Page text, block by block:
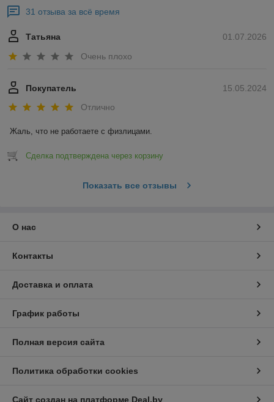
31 отзыва за всё время
01.07.2026
Татьяна
Очень плохо
15.05.2024
Покупатель
Отлично
Жаль, что не работаете с физлицами.
Сделка подтверждена через корзину
Показать все отзывы
О нас
Контакты
Доставка и оплата
График работы
Полная версия сайта
Политика обработки cookies
Сайт создан на платформе Deal.by